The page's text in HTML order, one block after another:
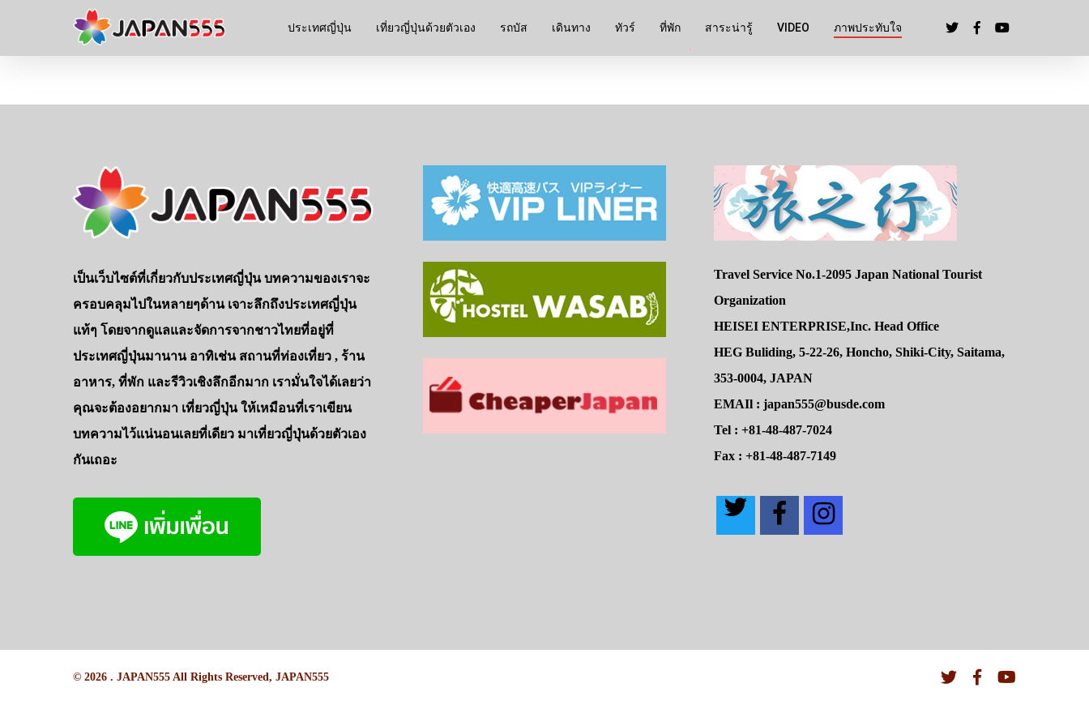
ประเทศญี่ปุ่น เที่ยวญี่ปุ่นด้วยตัวเอง รถบัส เดินทาง ทัวร์ ที่พัก สาระน่ารู้ VIDEO ภาพประทับใจ
เป็นเว็บไซต์ที่เกี่ยวกับประเทศญี่ปุ่น บทความของเราจะ
ครอบคลุมไปในหลายๆด้าน เจาะลึกถึงประเทศญี่ปุ่น
แท้ๆ โดยจากดูแลและจัดการจากชาวไทยที่อยู่ที่
ประเทศญี่ปุ่นมานาน อาทิเช่น สถานที่ท่องเที่ยว , ร้าน
อาหาร, ที่พัก และรีวิวเชิงลึกอีกมาก เรามั่นใจได้เลยว่า
คุณจะต้องอยากมา เที่ยวญี่ปุ่น ให้เหมือนที่เราเขียน
บทความไว้แน่นอนเลยที่เดียว มาเที่ยวญี่ปุ่นด้วยตัวเอง
กันเถอะ
Travel Service No.1-2095 Japan National Tourist
Organization
HEISEI ENTERPRISE,Inc. Head Office
HEG Buliding, 5-22-26, Honcho, Shiki-City, Saitama,
353-0004, JAPAN
EMAIl : japan555@busde.com
Tel : +81-48-487-7024
Fax : +81-48-487-7149
© 2026 . JAPAN555 All Rights Reserved, JAPAN555